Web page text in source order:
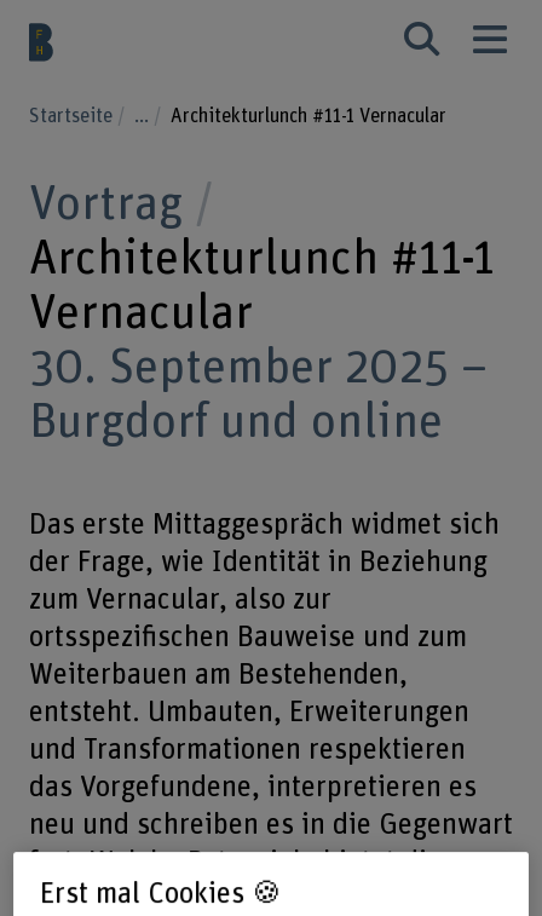
Startseite ... Architekturlunch #11-1 Vernacular
Vortrag
Architekturlunch #11-1
Vernacular
30. September 2025 –
Burgdorf und online
Das erste Mittaggespräch widmet sich
der Frage, wie Identität in Beziehung
zum Vernacular, also zur
ortsspezifischen Bauweise und zum
Weiterbauen am Bestehenden,
entsteht. Umbauten, Erweiterungen
und Transformationen respektieren
das Vorgefundene, interpretieren es
neu und schreiben es in die Gegenwart
fort. Welche Potenziale bietet diese
Arbeit in situ für eine starke
Erst mal Cookies 🍪